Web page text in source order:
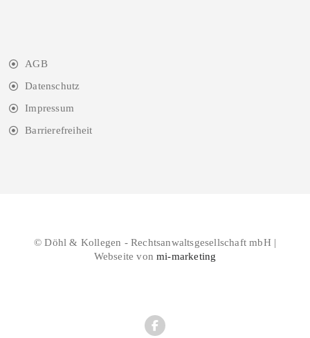
AGB
Datenschutz
Impressum
Barrierefreiheit
© Döhl & Kollegen - Rechtsanwaltsgesellschaft mbH |
Webseite vonmi-marketing